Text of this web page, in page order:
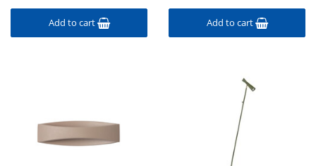
Add to cart Add to cart